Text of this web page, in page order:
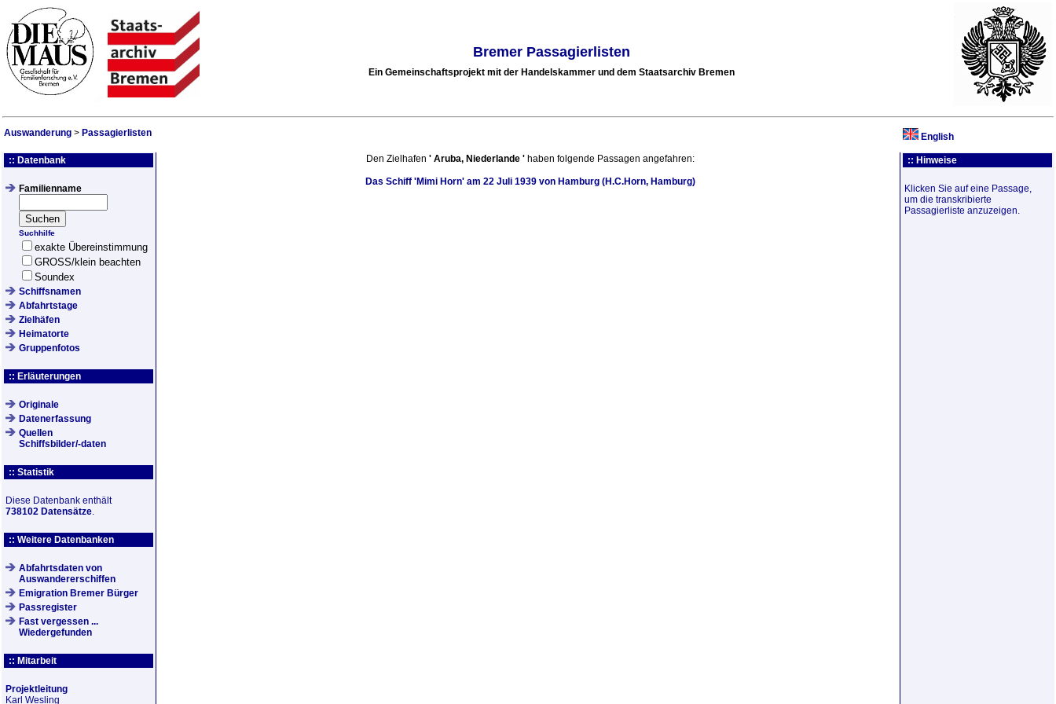
Bremer Passagierlisten
Ein Gemeinschaftsprojekt mit der Handelskammer und dem Staatsarchiv Bremen
Auswanderung > Passagierlisten English
:: Datenbank
Familienname
Suchhilfe
exakte Übereinstimmung
GROSS/klein beachten
Soundex
Schiffsnamen
Abfahrtstage
Zielhäfen
Heimatorte
Gruppenfotos
:: Erläuterungen
Originale
Datenerfassung
Quellen
Schiffsbilder/-daten
:: Statistik
Diese Datenbank enthält
738102 Datensätze.
:: Weitere Datenbanken
Abfahrtsdaten von
Auswandererschiffen
Emigration Bremer Bürger
Passregister
Fast vergessen ...
Wiedergefunden
:: Mitarbeit
Projektleitung
Karl Wesling
Den Zielhafen ' Aruba, Niederlande'haben folgende Passagen angefahren:
Das Schiff 'Mimi Horn'am 22 Juli 1939von Hamburg (H.C.Horn, Hamburg)
:: Hinweise
Klicken Sie auf eine Passage,
um die transkribierte
Passagierliste anzuzeigen.